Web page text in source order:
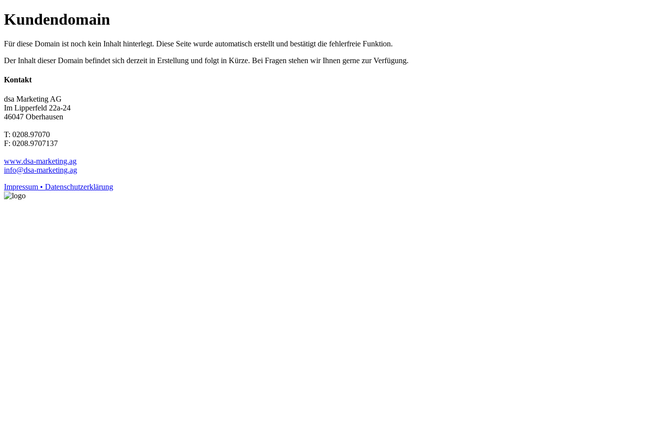
Kundendomain
Für diese Domain ist noch kein Inhalt hinterlegt. Diese Seite wurde automatisch erstellt und bestätigt die fehlerfreie Funktion.
Der Inhalt dieser Domain befindet sich derzeit in Erstellung und folgt in Kürze. Bei Fragen stehen wir Ihnen gerne zur Verfügung.
Kontakt
dsa Marketing AG
Im Lipperfeld 22a-24
46047 Oberhausen
T: 0208.97070
F: 0208.9707137
www.dsa-marketing.ag
info@dsa-marketing.ag
Impressum • Datenschutzerklärung